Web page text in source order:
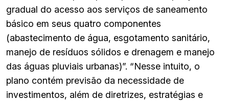
gradual do acesso aos serviços de saneamento
básico em seus quatro componentes
(abastecimento de água, esgotamento sanitário,
manejo de resíduos sólidos e drenagem e manejo
das águas pluviais urbanas)”. “Nesse intuito, o
plano contém previsão da necessidade de
investimentos, além de diretrizes, estratégias e